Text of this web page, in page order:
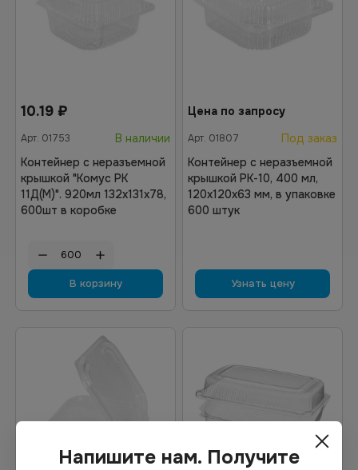
10.19 ₽
Арт. 01753
В наличии
Контейнер с неразъемной
крышкой "Комус РК
11Д(М)". 920мл 132х131х78,
600шт в коробке
В корзину
Цена по запросу
Арт. 01807
Под заказ
Контейнер с неразъемной
крышкой РК-10, 400 мл,
120х120х63 мм, в упаковке
600 штук
Узнать цену
Напишите нам. Получите